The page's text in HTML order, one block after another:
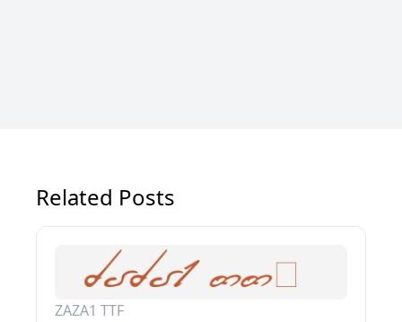
Related Posts
ZAZA1 TTF